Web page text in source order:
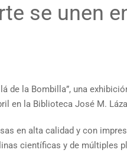
se unen
de la Bombilla”, una
en la Biblioteca José M.
en alta calidad y con
científicas y de múltiples